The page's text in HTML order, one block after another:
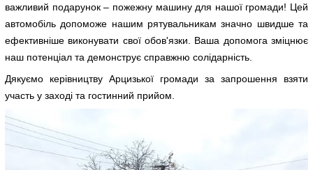
важливий подарунок – пожежну машину для нашої громади! Цей
автомобіль допоможе нашим рятувальникам значно швидше та
ефективніше виконувати свої обов'язки. Ваша допомога зміцнює
наш потенціал та демонструє справжню солідарність.
Дякуємо керівництву Арцизької громади за запрошення взяти
участь у заході та гостинний прийом.